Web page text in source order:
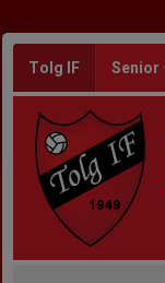
Tolg IF Senior